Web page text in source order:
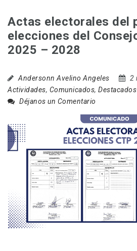
Actas electorales del
elecciones del
2025 – 2028
Andersonn Avelino Angeles
2
Actividades, Comunicados, Destacados
Déjanos un Comentario